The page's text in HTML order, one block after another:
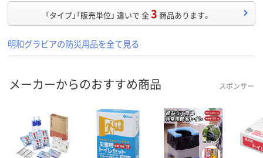
「タイプ」「販売単位」 違いで 全3 商品あります。
明和グラビアの防災用品を全て見る
メーカーからのおすすめ商品 スポンサー